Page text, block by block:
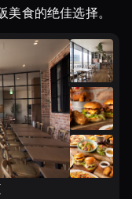
！
食的绝佳选择。